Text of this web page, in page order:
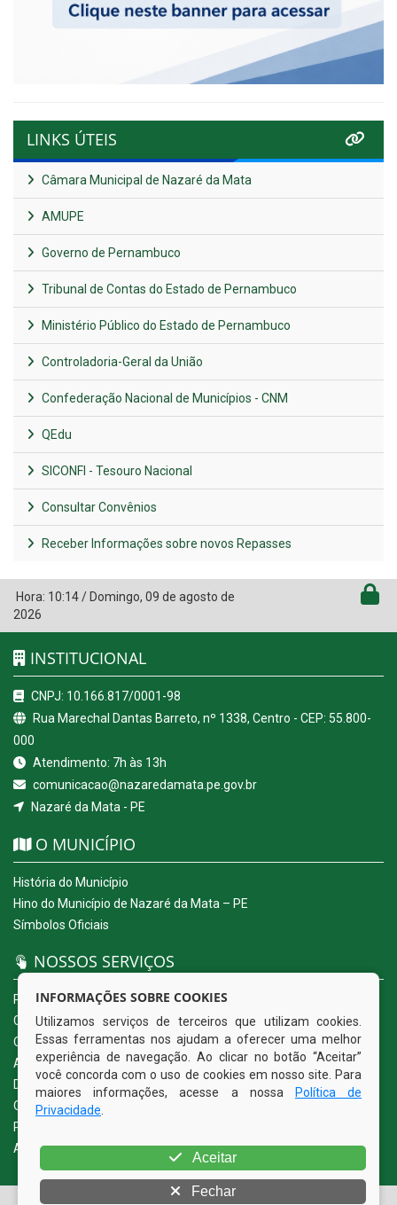
LINKS ÚTEIS
Câmara Municipal de Nazaré da Mata
AMUPE
Governo de Pernambuco
Tribunal de Contas do Estado de Pernambuco
Ministério Público do Estado de Pernambuco
Controladoria-Geral da União
Confederação Nacional de Municípios - CNM
QEdu
SICONFI - Tesouro Nacional
Consultar Convênios
Receber Informações sobre novos Repasses
Hora: 10:14/ Domingo, 09 de agosto de
2026
INSTITUCIONAL
CNPJ: 10.166.817/0001-98
Rua Marechal Dantas Barreto, nº 1338, Centro - CEP: 55.800-
000
Atendimento: 7h às 13h
comunicacao@nazaredamata.pe.gov.br
Nazaré da Mata - PE
O MUNICÍPIO
História do Município
Hino do Município de Nazaré da Mata – PE
Símbolos Oficiais
NOSSOS SERVIÇOS
Portal da Transparência
Carta de Serviços ao Usuário
Ouvidoria Eletrônica
Acesso a Informação (eSIC)
Diário Oficial
Quadro de Avisos
Política de Privacidade
Acessibilidade
INFORMAÇÕES SOBRE COOKIES
Utilizamos serviços de terceiros que utilizam cookies.
Essas ferramentas nos ajudam a oferecer uma melhor
experiência de navegação. Ao clicar no botão “Aceitar”
você concorda com o uso de cookies em nosso site. Para
maiores informações, acesse a nossa
Política de
Privacidade
Aceitar
Fechar